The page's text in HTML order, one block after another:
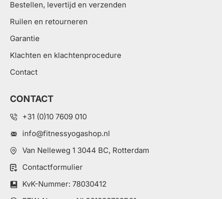
Bestellen, levertijd en verzenden
Ruilen en retourneren
Garantie
Klachten en klachtenprocedure
Contact
CONTACT
+31 (0)10 7609 010
info@fitnessyogashop.nl
Van Nelleweg 1 3044 BC, Rotterdam
Contactformulier
KvK-Nummer: 78030412